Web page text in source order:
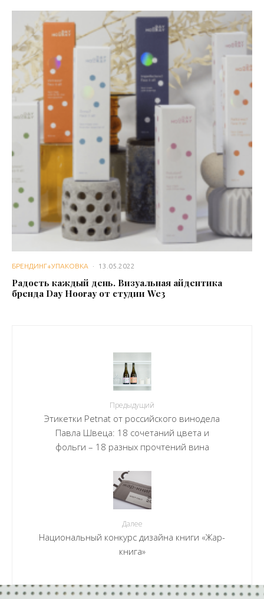
БРЕНДИНГ+УПАКОВКА · 13.05.2022
Радость каждый день. Визуальная айдентика
бренда Day Hooray от студии We3
Предыдущий
Этикетки Petnat от российского винодела
Павла Швеца: 18 сочетаний цвета и
фольги – 18 разных прочтений вина
Далее
Национальный конкурс дизайна книги «Жар-
книга»